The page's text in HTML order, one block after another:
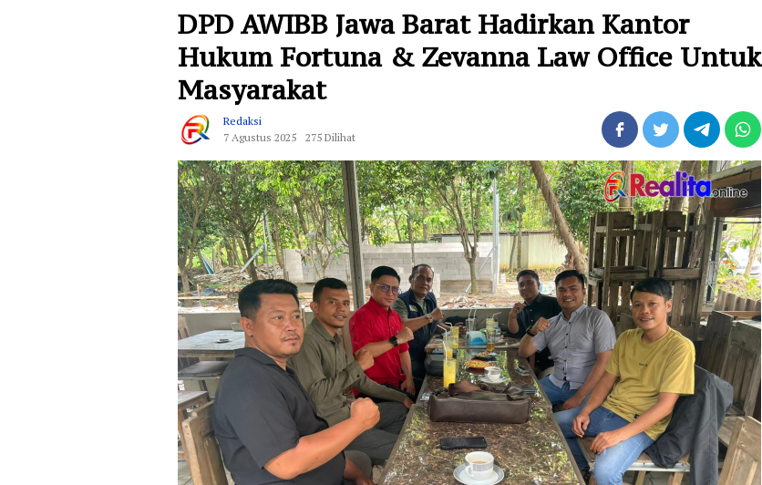
DPD AWIBB Jawa Barat Hadirkan Kantor
Hukum Fortuna & Zevanna Law Office Untuk
Masyarakat
Redaksi
7 Agustus 2025
275 Dilihat